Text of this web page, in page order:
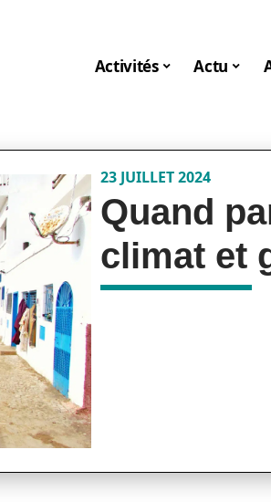
Activités Actu
23 JUILLET 2024
Quand
climat et